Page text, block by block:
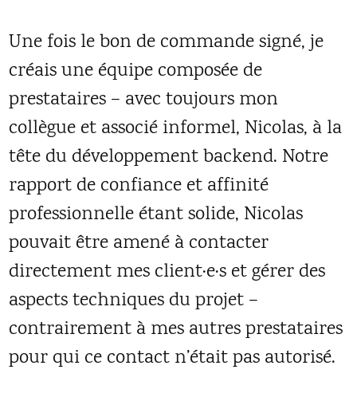
Une fois le bon de commande signé, je
créais une équipe composée de
prestataires – avec toujours mon
collègue et associé informel, Nicolas, à la
tête du développement backend. Notre
rapport de confiance et affinité
professionnelle étant solide, Nicolas
pouvait être amené à contacter
directement mes client·e·s et gérer des
aspects techniques du projet –
contrairement à mes autres prestataires
pour qui ce contact n’était pas autorisé.